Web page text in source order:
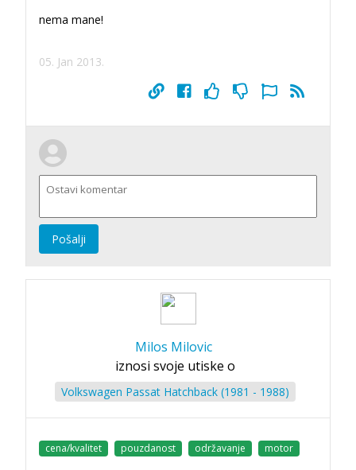
nema mane!
05. Jan 2013.
Pošalji
Milos Milovic
iznosi svoje utiske o
Volkswagen Passat Hatchback (1981 - 1988)
cena/kvalitet pouzdanost održavanje motor